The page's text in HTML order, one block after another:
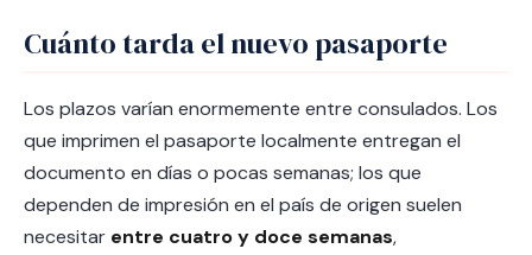
Cuánto tarda el nuevo pasaporte
Los plazos varían enormemente entre consulados. Los
que imprimen el pasaporte localmente entregan el
documento en días o pocas semanas; los que
dependen de impresión en el país de origen suelen
necesitar entre cuatro y doce semanas,